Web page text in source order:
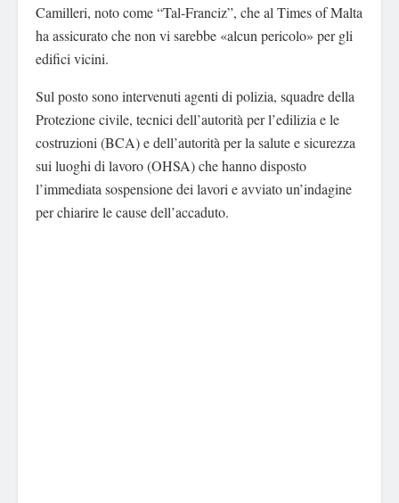
Camilleri, noto come “Tal-Franciz”, che al Times of Malta
ha assicurato che non vi sarebbe «alcun pericolo» per gli
edifici vicini.
Sul posto sono intervenuti agenti di polizia, squadre della
Protezione civile, tecnici dell’autorità per l’edilizia e le
costruzioni (BCA) e dell’autorità per la salute e sicurezza
sui luoghi di lavoro (OHSA) che hanno disposto
l’immediata sospensione dei lavori e avviato un’indagine
per chiarire le cause dell’accaduto.